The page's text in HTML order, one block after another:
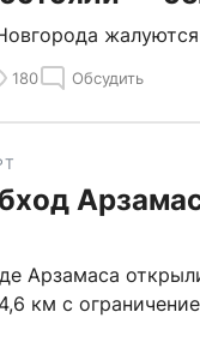
жалуются
180 Обсудить
Арзамаса
км с